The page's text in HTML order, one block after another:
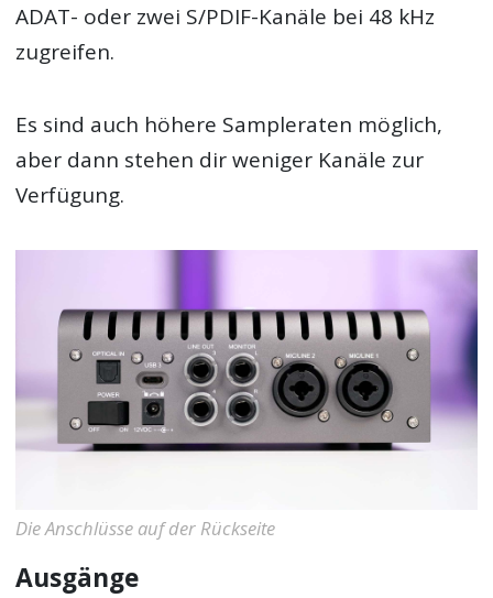
ADAT- oder zwei S/PDIF-Kanäle bei 48 kHz
zugreifen.
Es sind auch höhere Sampleraten möglich,
aber dann stehen dir weniger Kanäle zur
Verfügung.
Die Anschlüsse auf der Rückseite
Ausgänge